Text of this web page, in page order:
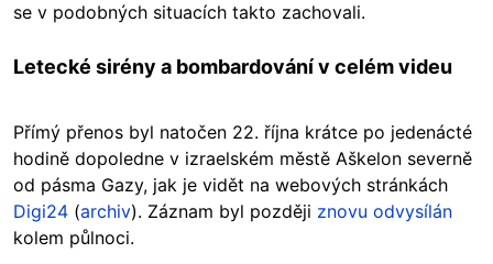
se v podobných situacích takto zachovali.
Letecké sirény a bombardování v celém videu
Přímý přenos byl natočen 22. října krátce po jedenácté
hodině dopoledne v izraelském městě Aškelon severně
od pásma Gazy, jak je vidět na webových stránkách
Digi24 (archiv). Záznam byl později znovu odvysílán
kolem půlnoci.